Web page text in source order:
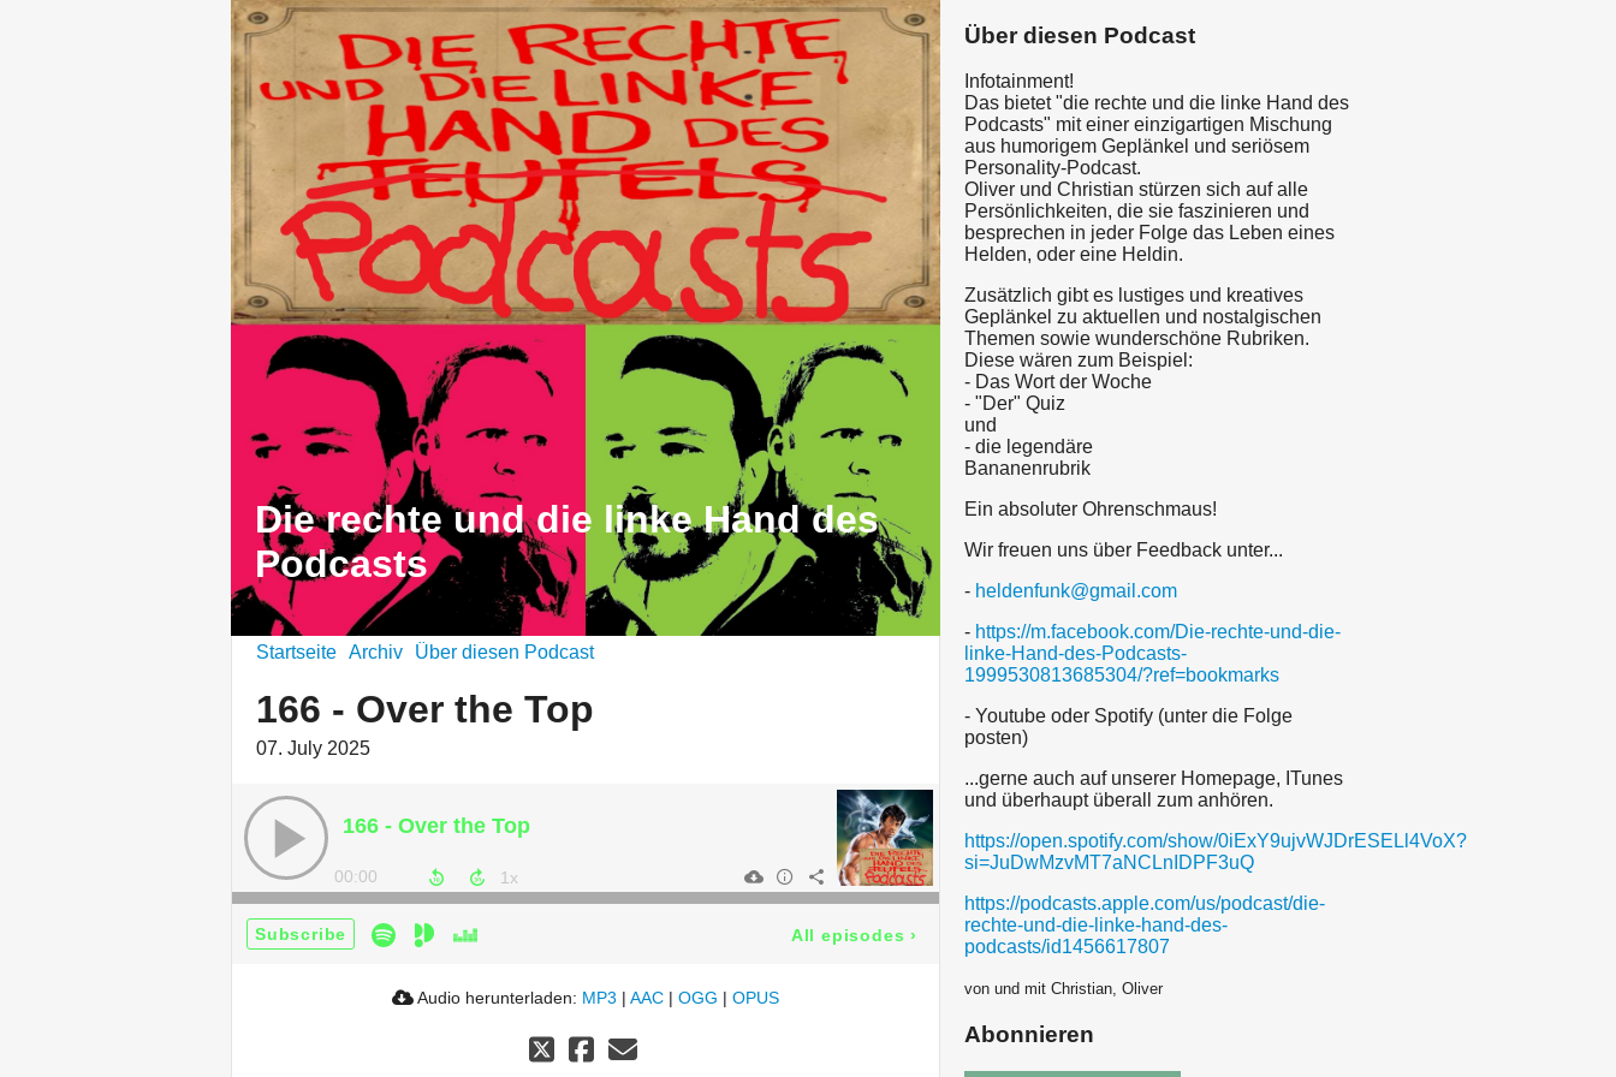
Die rechte und die linke Hand des
Podcasts
Startseite Archiv Über diesen Podcast
166 - Over the Top
07. July 2025
166 - Over the Top
00:00
Subscribe All episodes ›
Audio herunterladen: MP3 | AAC | OGG | OPUS
Über diesen Podcast
Infotainment!
Das bietet "die rechte und die linke Hand des
Podcasts" mit einer einzigartigen Mischung
aus humorigem Geplänkel und seriösem
Personality-Podcast.
Oliver und Christian stürzen sich auf alle
Persönlichkeiten, die sie faszinieren und
besprechen in jeder Folge das Leben eines
Helden, oder eine Heldin.
Zusätzlich gibt es lustiges und kreatives
Geplänkel zu aktuellen und nostalgischen
Themen sowie wunderschöne Rubriken.
Diese wären zum Beispiel:
- Das Wort der Woche
- "Der" Quiz
und
- die legendäre
Bananenrubrik
Ein absoluter Ohrenschmaus!
Wir freuen uns über Feedback unter...
- heldenfunk@gmail.com
- https://m.facebook.com/Die-rechte-und-die-
linke-Hand-des-Podcasts-
1999530813685304/?ref=bookmarks
- Youtube oder Spotify (unter die Folge
posten)
...gerne auch auf unserer Homepage, ITunes
und überhaupt überall zum anhören.
https://open.spotify.com/show/0iExY9ujvWJDrESELl4VoX?
si=JuDwMzvMT7aNCLnIDPF3uQ
https://podcasts.apple.com/us/podcast/die-
rechte-und-die-linke-hand-des-
podcasts/id1456617807
von und mit Christian, Oliver
Abonnieren